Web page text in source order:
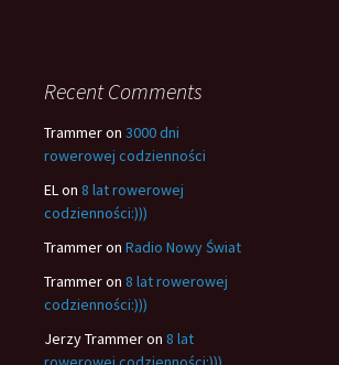
Recent Comments
Trammeron 3000 dni
rowerowej codzienności
ELon 8 lat rowerowej
codzienności:)))
Trammeron Radio Nowy Świat
Trammeron 8 lat rowerowej
codzienności:)))
Jerzy Trammeron 8 lat